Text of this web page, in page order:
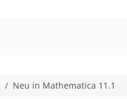
Neu in Mathematica 11.1